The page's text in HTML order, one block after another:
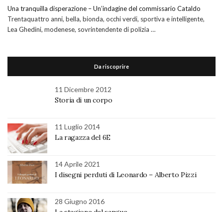
Una tranquilla disperazione – Un’indagine del commissario Cataldo
Trentaquattro anni, bella, bionda, occhi verdi, sportiva e intelligente,
Lea Ghedini, modenese, sovrintendente di polizia …
Da riscoprire
11 Dicembre 2012
Storia di un corpo
11 Luglio 2014
La ragazza del 6E
14 Aprile 2021
I disegni perduti di Leonardo – Alberto Pizzi
28 Giugno 2016